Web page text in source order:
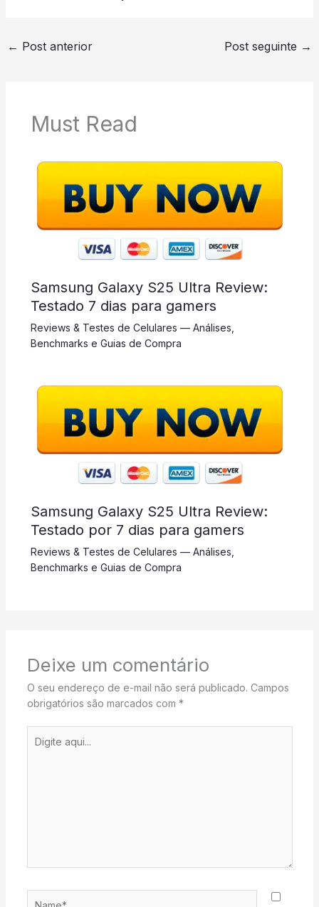
← Post anterior Post seguinte →
Must Read
Samsung Galaxy S25 Ultra Review:
Testado 7 dias para gamers
Reviews & Testes de Celulares — Análises,
Benchmarks e Guias de Compra
Samsung Galaxy S25 Ultra Review:
Testado por 7 dias para gamers
Reviews & Testes de Celulares — Análises,
Benchmarks e Guias de Compra
Deixe um comentário
O seu endereço de e-mail não será publicado. Campos
obrigatórios são marcados com *
aqui...